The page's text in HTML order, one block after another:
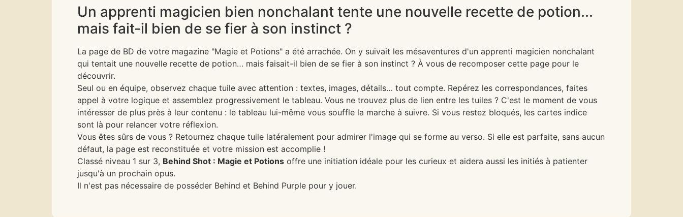
Un apprenti magicien bien nonchalant tente une nouvelle recette de potion...
mais fait-il bien de se fier à son instinct ?
La page de BD de votre magazine "Magie et Potions" a été arrachée. On y suivait les mésaventures d'un apprenti magicien nonchalant
qui tentait une nouvelle recette de potion… mais faisait-il bien de se fier à son instinct ? À vous de recomposer cette page pour le
découvrir.
Seul ou en équipe, observez chaque tuile avec attention : textes, images, détails… tout compte. Repérez les correspondances, faites
appel à votre logique et assemblez progressivement le tableau. Vous ne trouvez plus de lien entre les tuiles ? C'est le moment de vous
intéresser de plus près à leur contenu : le tableau lui-même vous souffle la marche à suivre. Si vous restez bloqués, les cartes indice
sont là pour relancer votre réflexion.
Vous êtes sûrs de vous ? Retournez chaque tuile latéralement pour admirer l'image qui se forme au verso. Si elle est parfaite, sans aucun
défaut, la page est reconstituée et votre mission est accomplie !
Classé niveau 1 sur 3, Behind Shot : Magie et Potions offre une initiation idéale pour les curieux et aidera aussi les initiés à patienter
jusqu'à un prochain opus.
Il n'est pas nécessaire de posséder Behind et Behind Purple pour y jouer.